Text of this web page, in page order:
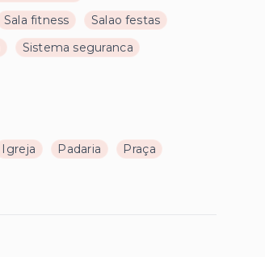
Sala fitness
Salao festas
Sistema seguranca
Igreja Padaria
Praça